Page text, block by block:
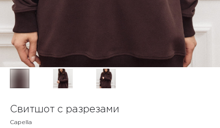
Свитшот с разрезами
Capella